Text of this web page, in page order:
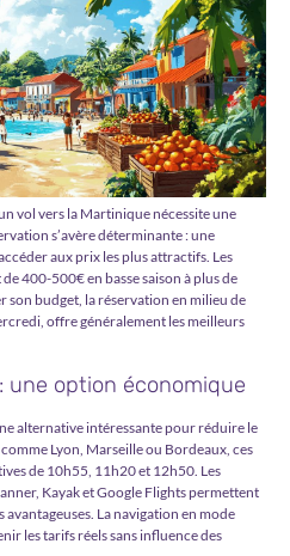
vol vers la Martinique nécessite une
s’avère déterminante : une
aux prix les plus attractifs. Les
400-500€ en basse saison à plus de
son budget, la réservation en milieu de
offre généralement les meilleurs
une option économique
alternative intéressante pour réduire le
Lyon, Marseille ou Bordeaux, ces
de 10h55, 11h20 et 12h50. Les
Kayak et Google Flights permettent
La navigation en mode
les tarifs réels sans influence des